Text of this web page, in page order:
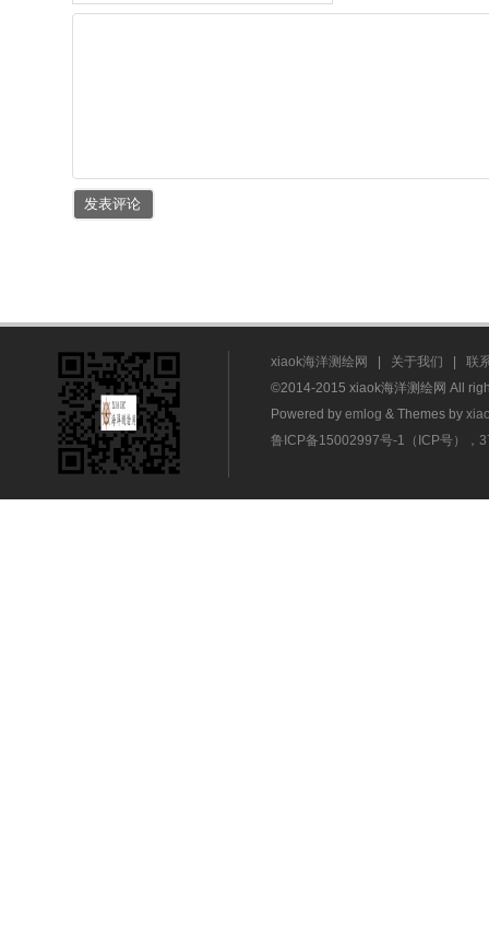
xiaok海洋测绘网 关于我们
联
©2014-2015 xiaok海洋测绘网 All
Powered by emlog & Themes by
鲁ICP备15002997号-1（ICP号），